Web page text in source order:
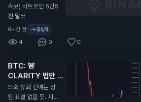
속보) 비트코인 6만5
천 달러
6시간 전 중립적
4 0 0
BTC: 🚨
CLARITY 법안 또
연기...
N
의회 휴회 전에는 상
원 표결 없을 듯. 지난